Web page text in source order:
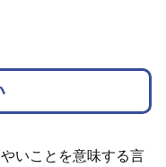
いことを意味する言